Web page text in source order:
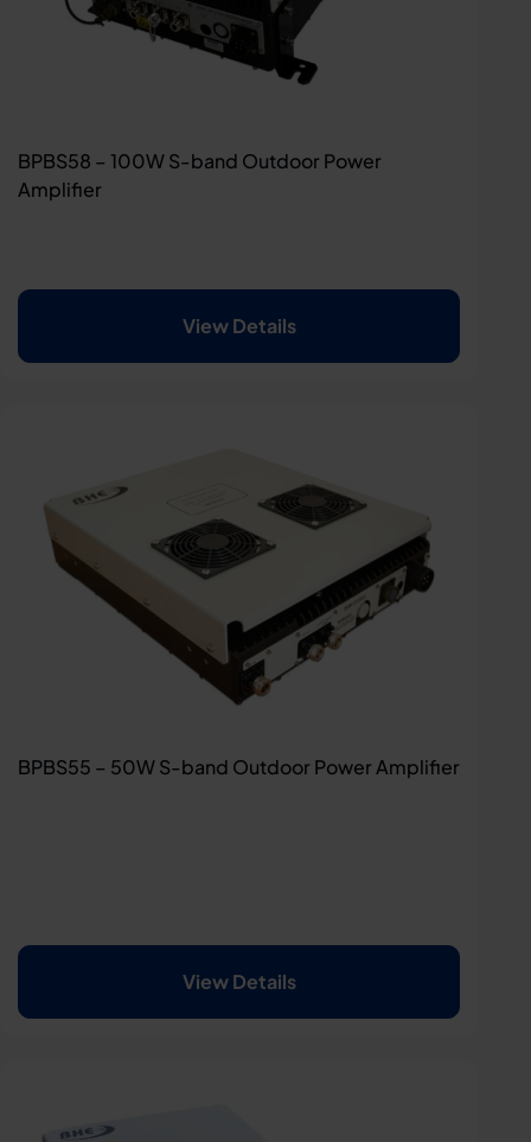
BPBS58 – 100W S-band Outdoor Power
Amplifier
View Details
BPBS55 – 50W S-band Outdoor Power Amplifier
View Details